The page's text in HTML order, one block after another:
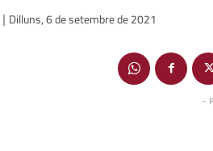
| Dilluns, 6 de setembre de 2021
-